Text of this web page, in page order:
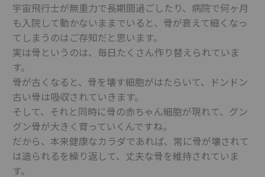
宇宙飛行士が無重力で長期間過ごしたり、病院で何ヶ月
も入院して動かないままでいると、骨が衰えて細くなっ
てしまうのはご存知だと思います。
実は骨というのは、毎日たくさん作り替えられていま
す。
骨が古くなると、骨を壊す細胞がはたらいて、ドンドン
古い骨は吸収されていきます。
そして、それと同時に骨の赤ちゃん細胞が現れて、グン
グン骨が大きく育っていくんですね。
だから、本来健康なカラダであれば、常に骨が壊されて
は造られるを繰り返して、丈夫な骨を維持されていま
す。